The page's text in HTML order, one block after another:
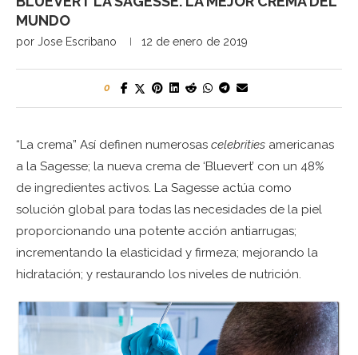
MUNDO
por Jose Escribano 12 de enero de 2019
0
“La crema” Así definen numerosas celebrities americanas
a la Sagesse; la nueva crema de ‘Bluevert’ con un 48%
de ingredientes activos. La Sagesse actúa como
solución global para todas las necesidades de la piel
proporcionando una potente acción antiarrugas;
incrementando la elasticidad y firmeza; mejorando la
hidratación; y restaurando los niveles de nutrición.